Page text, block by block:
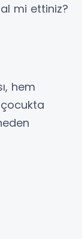
mi ettiniz?
hem